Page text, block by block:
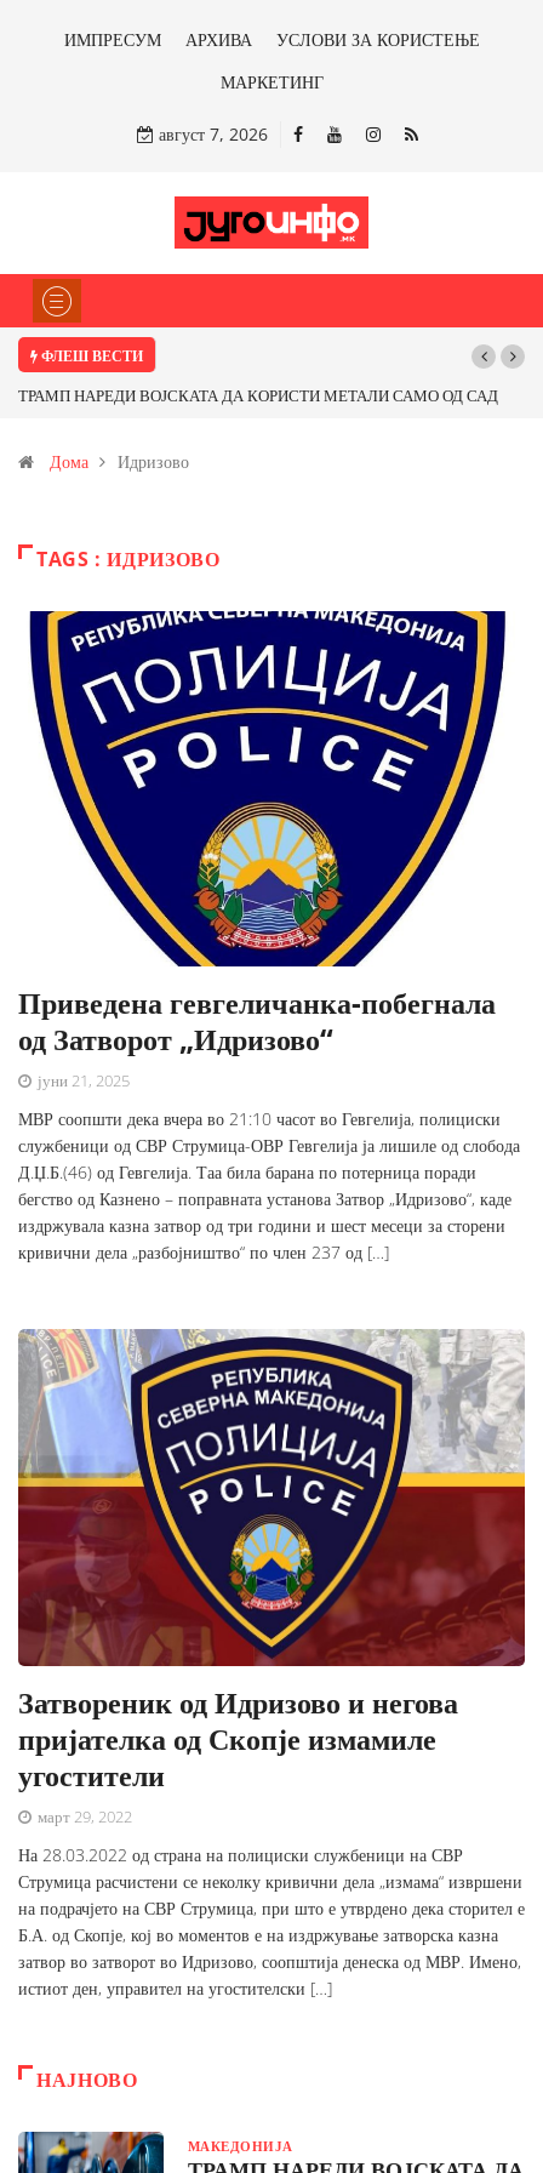
ИМПРЕСУМ АРХИВА
УСЛОВИ ЗА КОРИСТЕЊЕ
МАРКЕТИНГ
август 7, 2026
ФЛЕШ ВЕСТИ
НАРЕДИ ВОЈСКАТА ДА КОРИСТИ МЕТАЛИ САМО ОД САД
и со антимонот?
Дома Идризово
TAGS : ИДРИЗОВО
Приведена гевгеличанка-побегнала
од Затворот „Идризово“
јуни 21, 2025
МВР соопшти дека вчера во 21:10 часот во Гевгелија, полициски
службеници од СВР Струмица-ОВР Гевгелија ја лишиле од слобода
Д.Џ.Б.(46) од Гевгелија. Таа била барана по потерница поради
бегство од Казнено – поправната установа Затвор „Идризово“, каде
издржувала казна затвор од три години и шест месеци за сторени
кривични дела „разбојништво“ по член 237 од […]
Затвореник од Идризово и негова
пријателка од Скопје измамиле
угостители
март 29, 2022
На 28.03.2022 од страна на полициски службеници на СВР
Струмица расчистени се неколку кривични дела „измама“ извршени
на подрачјето на СВР Струмица, при што е утврдено дека сторител е
Б.А. од Скопје, кој во моментов е на издржување затворска казна
затвор во затворот во Идризово, соопштија денеска од МВР. Имено,
истиот ден, управител на угостителски […]
НАЈНОВО
МАКЕДОНИЈА